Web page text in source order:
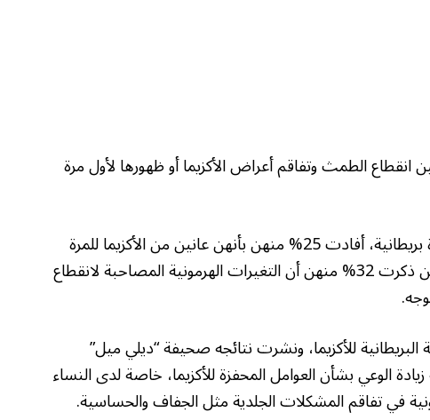
الطمث وتفاقم أعراض الأكزيما أو ظهورها لأول مرة
وشمل هذا الاستطلاع أكثر من 700 امرأة بريطانية، أفادت 25% منهن بأنهن عانين من الأكزيما للمرة
الأولى خلال هذه المرحلة العمرية، في حين ذكرت 32% منهن أن التغيرات الهرمونية المصاحبة لانقطاع
للأكزيما، ونشرت نتائجه صحيفة “ديلي ميل”
الوعي بشأن العوامل المحفزة للأكزيما، خاصة لدى النساء
في تفاقم المشكلات الجلدية مثل الجفاف والحساسية.